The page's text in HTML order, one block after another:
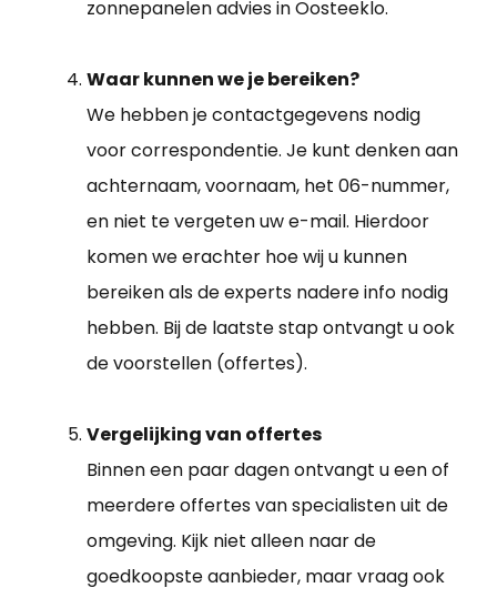
zonnepanelen advies in Oosteeklo.
Waar kunnen we je bereiken?
We hebben je contactgegevens nodig
voor correspondentie. Je kunt denken aan
achternaam, voornaam, het 06-nummer,
en niet te vergeten uw e-mail. Hierdoor
komen we erachter hoe wij u kunnen
bereiken als de experts nadere info nodig
hebben. Bij de laatste stap ontvangt u ook
de voorstellen (offertes).
Vergelijking van offertes
Binnen een paar dagen ontvangt u een of
meerdere offertes van specialisten uit de
omgeving. Kijk niet alleen naar de
goedkoopste aanbieder, maar vraag ook